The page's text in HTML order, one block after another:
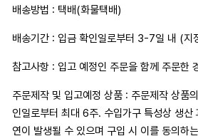
배송방법 : 택배(화물택배)
배송기간 : 입금 확인일로부터 3-7일 내 (지
참고사항 : 입고 예정인 주문을 함께 주문한
주문제작 및 입고예정 상품 : 주문제작 상품
인일로부터 최대 6주. 수입가구 특성상 생
연이 발생될 수 있으며 구입 시 이를 동의하